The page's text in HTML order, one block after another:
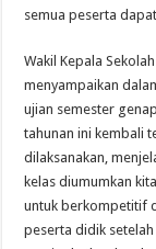
semua peserta
Wakil Kepala
menyampaikan
ujian semester
tahunan ini kembali
dilaksanakan,
kelas diumumkan
untuk berkompetitif
peserta didik